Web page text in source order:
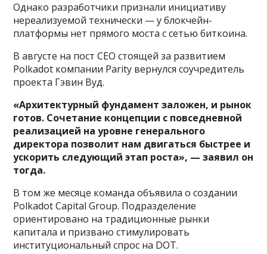
Однако разработчики признали инициативу
нереализуемой технически — у блокчейн-
платформы нет прямого моста с сетью биткоина.
В августе на пост CEO стоящей за развитием
Polkadot компании Parity вернулся соучредитель
проекта Гэвин Вуд.
«Архитектурный фундамент заложен, и рынок
готов. Сочетание концепции с повседневной
реализацией на уровне генерального
директора позволит нам двигаться быстрее и
ускорить следующий этап роста», — заявил он
тогда.
В том же месяце команда объявила о создании
Polkadot Capital Group. Подразделение
ориентировано на традиционные рынки
капитала и призвано стимулировать
институциональный спрос на DOT.